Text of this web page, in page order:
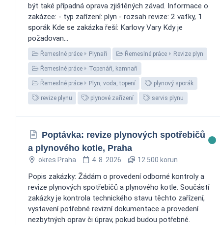
být také případná oprava zjištěných závad. Informace o
zakázce: - typ zařízení: plyn - rozsah revize: 2 vafky, 1
sporák Kde se zakázka řeší: Karlovy Vary Kdy je
požadovan...
Řemeslné práce Plynaři Řemeslné práce Revize plyn
Řemeslné práce Topenáři, kamnaři
Řemeslné práce Plyn, voda, topení plynový sporák
revize plynu plynové zařízení servis plynu
Poptávka: revize plynových spotřebičů
a plynového kotle, Praha
okres Praha 4. 8. 2026 12 500 korun
Popis zakázky: Žádám o provedení odborné kontroly a
revize plynových spotřebičů a plynového kotle. Součástí
zakázky je kontrola technického stavu těchto zařízení,
vystavení potřebné revizní dokumentace a provedení
nezbytných oprav či úprav, pokud budou potřebné.